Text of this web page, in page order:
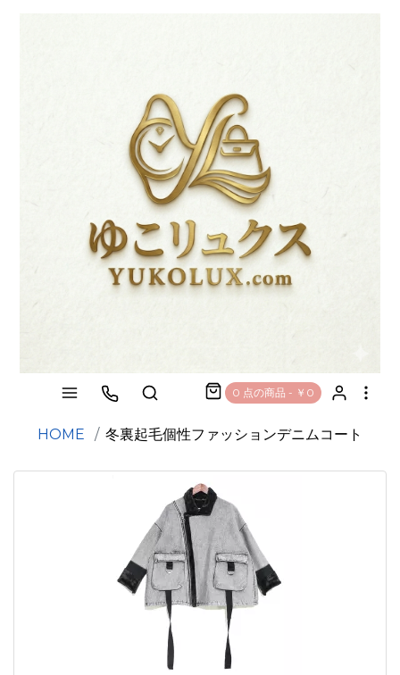
0 点の商品 - ￥0
HOME 冬裏起毛個性ファッションデニムコート